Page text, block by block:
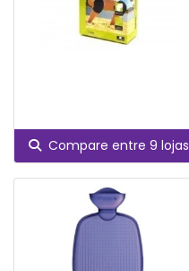
Compare entre 9 lojas